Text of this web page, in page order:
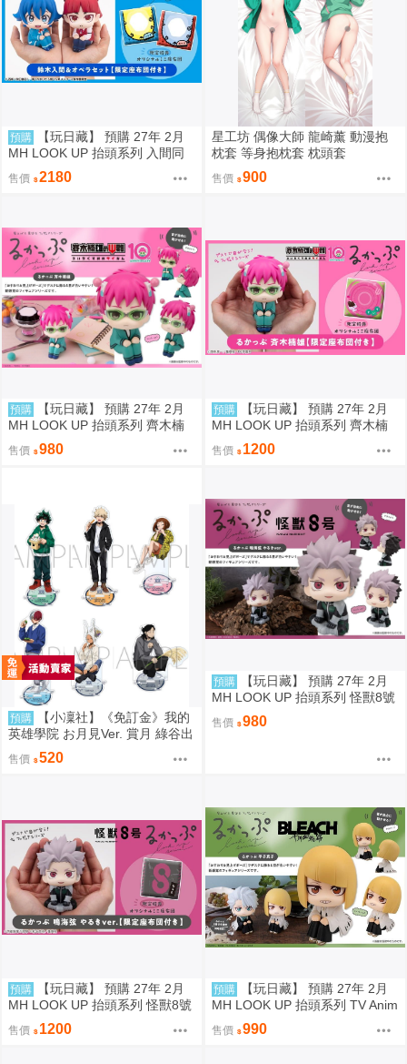
預購
【玩日藏】 預購 27年 2月
MH LOOK UP 抬頭系列 入間同
學入魔了 鈴木入間 Iruma Suzuki
& 歐佩拉 抬頭公仔 特典 代理版
售價 2180
星工坊 偶像大師 龍崎薰 動漫抱
枕套 等身抱枕套 枕頭套
售價 900
預購
【玩日藏】 預購 27年 2月
MH LOOK UP 抬頭系列 齊木楠
雄的災難 齊木楠雄 抬頭公仔 代
理版
售價 980
預購
【玩日藏】 預購 27年 2月
MH LOOK UP 抬頭系列 齊木楠
雄的災難 齊木楠雄 抬頭公仔 特
典 代理版
售價 1200
預購
【小凜社】《免訂金》我的
英雄學院 お月見Ver. 賞月 綠谷出
久 爆豪勝己 麗日御茶子 轟焦凍
壓克力立牌 資料夾 貼紙
售價 520
預購
【玩日藏】 預購 27年 2月
MH LOOK UP 抬頭系列 怪獸8號
鳴海弦 戰鬥版 認真 Motivated 抬
頭公仔 代理版
售價 980
預購
【玩日藏】 預購 27年 2月
MH LOOK UP 抬頭系列 怪獸8號
鳴海弦 戰鬥版 認真 Motivated 抬
頭公仔 特典 代理版
售價 1200
預購
【玩日藏】 預購 27年 2月
MH LOOK UP 抬頭系列 TV Anim
e BLEACH 死神 千年血戰篇 平子
真子 抬頭公仔 代理版
售價 990